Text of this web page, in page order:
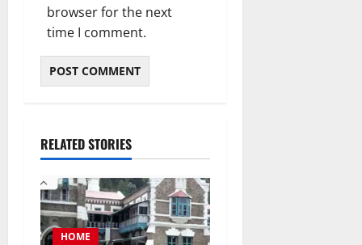
browser for the next
time I comment.
RELATED STORIES
HOME